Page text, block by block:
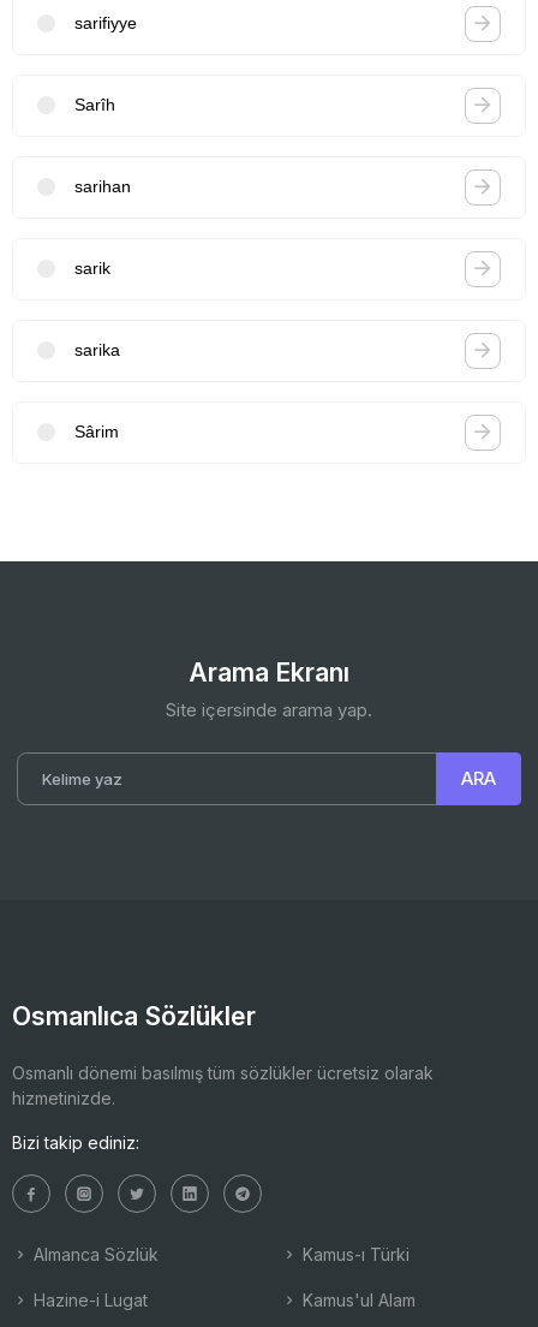
sarifiyye
Sarîh
sarihan
sarik
sarika
Sârim
Arama Ekranı
Site içersinde arama yap.
Osmanlıca Sözlükler
Osmanlı dönemi basılmış tüm sözlükler ücretsiz olarak
hizmetinizde.
Bizi takip ediniz:
Almanca Sözlük
Hazine-i Lugat
Kamus-ı Türki
Kamus'ul Alam